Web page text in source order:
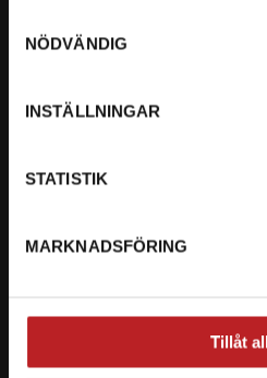
NÖDVÄNDIG
INSTÄLLNINGAR
STATISTIK
MARKNADSFÖRING
Tillåt
Org. nummer: 5566689278
Ryckepungsvägen 3, 79177 Falun
Vi erbjuder flera olika
skyddade med